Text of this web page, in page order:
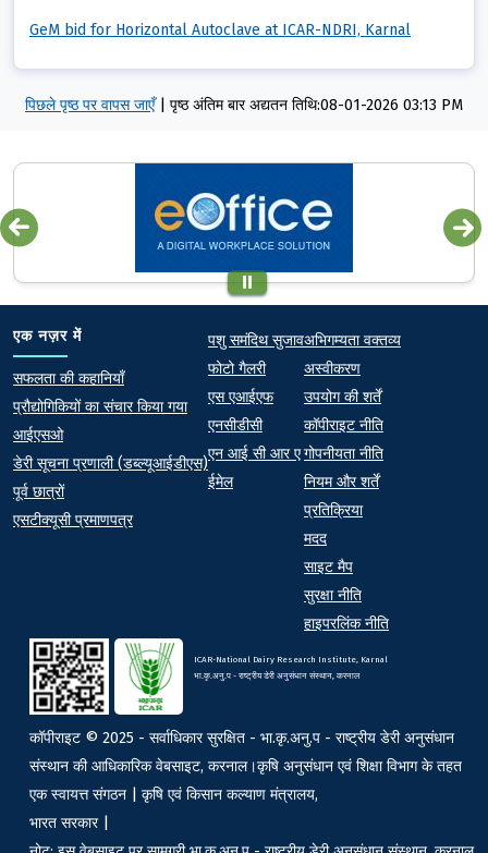
GeM bid for Horizontal Autoclave at ICAR-NDRI, Karnal
पिछले पृष्ठ पर वापस जाएँ पृष्ठ अंतिम बार अद्यतन तिथि:08-01-2026 03:13 PM
एक नज़र में
At a Glance
सफलता की कहानियाँ
प्रौद्योगिकियों का संचार किया गया
आईएसओ
डेरी सूचना प्रणाली (डब्ल्यूआईडीएस)
पूर्व छात्रों
एसटीक्यूसी प्रमाणपत्र
Quick links
पशु समंदिथ सुजाव
फोटो गैलरी
एस एआईएफ
एनसीडीसी
एन आई सी आर ए
ईमेल
Footer
अभिगम्यता वक्तव्य
अस्वीकरण
उपयोग की शर्तें
कॉपीराइट नीति
गोपनीयता नीति
नियम और शर्तें
प्रतिक्रिया
मदद
साइट मैप
सुरक्षा नीति
हाइपरलिंक नीति
ICAR-National Dairy Research Institute, Karnal
भा.कृ.अनु.प - राष्ट्रीय डेरी अनुसंधान संस्थान, करनाल
कॉपीराइट © 2025 - सर्वाधिकार सुरक्षित - भा.कृ.अनु.प - राष्ट्रीय डेरी अनुसंधान
संस्थान की आधिकारिक वेबसाइट, करनाल।कृषि अनुसंधान एवं शिक्षा विभाग के तहत
एक स्वायत्त संगठन | कृषि एवं किसान कल्याण मंत्रालय,
भारत सरकार |